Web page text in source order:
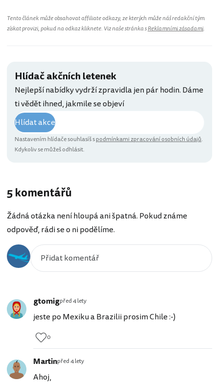
Tento článek může obsahovat affiliate odkazy, ze kterých může náš redakční tým
získat provizi, pokud na odkaz kliknete. Viz naše stránka sReklamními zásadami.
Hlídač akčních letenek
Nejlepší nabídky vydrží zpravidla jen pár hodin. Dáme
ti vědět ihned, jakmile se objeví
Hlídat akce
Nastavením hlídače souhlasíš spodmínkami zpracování osobních údajů.
Kdykoliv se můžeš odhlásit.
5 komentářů
Žádná otázka není hloupá ani špatná. Pokud známe
odpověď, rádi se o ni podělíme.
gtomigpřed 4 lety
jeste po Mexiku a Brazilii prosim Chile :-)
0
Martinpřed 4 lety
Ahoj,